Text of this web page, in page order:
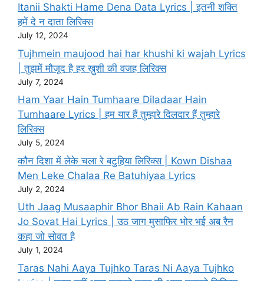
Itanii Shakti Hame Dena Data Lyrics | इतनी शक्ति
हमें दे न दाता लिरिक्स
July 12, 2024
Tujhmein maujood hai har khushi ki wajah Lyrics
| तुझमें मौजूद है हर ख़ुशी की वजह लिरिक्स
July 7, 2024
Ham Yaar Hain Tumhaare Diladaar Hain
Tumhaare Lyrics | हम यार हैं तुम्हारे दिलदार हैं तुम्हारे
लिरिक्स
July 5, 2024
कौन दिशा में लेके चला रे बटुहिया लिरिक्स | Kown Dishaa
Men Leke Chalaa Re Batuhiyaa Lyrics
July 2, 2024
Uth Jaag Musaaphir Bhor Bhaii Ab Rain Kahaan
Jo Sovat Hai Lyrics | उठ जाग मुसाफिर भोर भई अब रैन
कहा जो सोवत है
July 1, 2024
Taras Nahi Aaya Tujhko Taras Ni Aaya Tujhko